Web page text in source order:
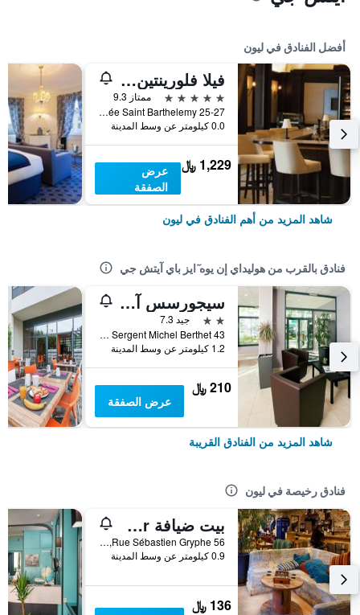
أفضل الفنادق في ليون
فيلا فلورينتين، إيه بيوفالون هوتل آند سبا
5 نجوم
ممتاز 9.3
25-27 Montée Saint Barthelemy, ليون, Lyon Metropolis, فرنسا
0.0 كيلومتر عن وسط المدينة
1,229 ﷼
عرض
الصفقة
شاهد المزيد من أهم الفنادق في ليون
فنادق بالقرب من هوليداي إن يوه ٓايز باي آيتش جي
سيجورسس آند أفيرز ليون بارك لين
2 نجمتين
جيد 7.3
43 Rue Du Sergent Michel Berthet, ليون, Lyon Metropolis, فرنسا
1.2 كيلومتر عن وسط المدينة
210 ﷼
عرض الصفقة
شاهد المزيد من الفنادق القريبة
فنادق رخيصة في ليون
بيت ضيافة Le Flâneur
56 Rue Sébastien Gryphe, ليون, Lyon Metropolis, فرنسا
0.9 كيلومتر عن وسط المدينة
136 ﷼